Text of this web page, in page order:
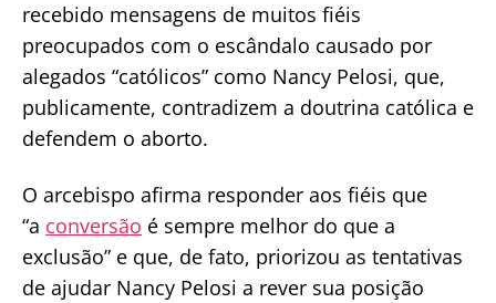
recebido mensagens de muitos fiéis
preocupados com o escândalo causado por
alegados “católicos” como Nancy Pelosi, que,
publicamente, contradizem a doutrina católica e
defendem o aborto.
O arcebispo afirma responder aos fiéis que
“a conversão é sempre melhor do que a
exclusão” e que, de fato, priorizou as tentativas
de ajudar Nancy Pelosi a rever sua posição